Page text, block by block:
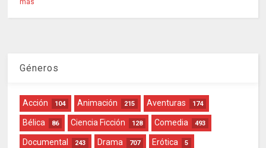
más
Géneros
Acción 104 Animación 215 Aventuras 174
Bélica 86 Ciencia Ficción 128 Comedia 493
Documental 243 Drama 707 Erótica 5